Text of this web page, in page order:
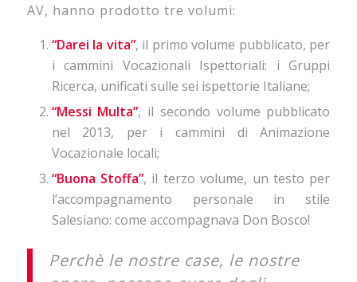
AV, hanno prodotto tre volumi:
“Darei la vita”, il primo volume pubblicato, per
i cammini Vocazionali Ispettoriali: i Gruppi
Ricerca, unificati sulle sei ispettorie Italiane;
“Messi Multa”, il secondo volume pubblicato
nel 2013, per i cammini di Animazione
Vocazionale locali;
“Buona Stoffa”, il terzo volume, un testo per
l’accompagnamento personale in stile
Salesiano: come accompagnava Don Bosco!
Perchè le nostre case, le nostre